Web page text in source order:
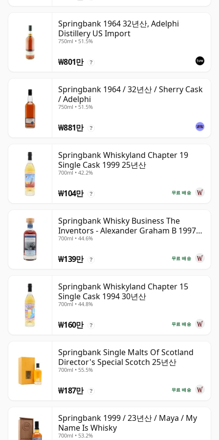
Springbank 1964 32년산, Adelphi
Distillery US Import
750ml • 51.5%
₩801만 ?
Springbank 1964 / 32년산 / Sherry Cask
/ Adelphi
750ml • 51.5%
₩881만 ?
Springbank Whiskyland Chapter 19
Single Cask 1999 25년산
700ml • 42.2%
무료 배송
₩104만 ?
Springbank Whisky Business The
Inventors - Alexander Graham B 1997
28년산
700ml • 44.6%
무료 배송
₩139만 ?
Springbank Whiskyland Chapter 15
Single Cask 1994 30년산
700ml • 44.8%
무료 배송
₩160만 ?
Springbank Single Malts Of Scotland
Director's Special Scotch 25년산
700ml • 55.5%
무료 배송
₩187만 ?
Springbank 1999 / 23년산 / Maya / My
Name Is Whisky
700ml • 53.2%